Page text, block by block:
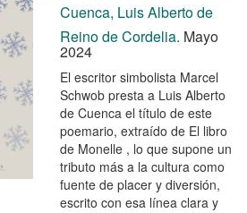
Cuenca, Luis Alberto de
Reino de Cordelia. Mayo
2024
El escritor simbolista Marcel
Schwob presta a Luis Alberto
de Cuenca el título de este
poemario, extraído de El libro
de Monelle , lo que supone un
tributo más a la cultura como
fuente de placer y diversión,
escrito con esa línea clara y